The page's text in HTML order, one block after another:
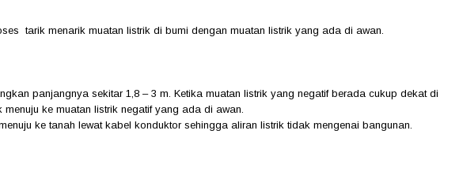
tarik menarik muatan listrik di bumi dengan muatan listrik yang ada di awan.
panjangnya sekitar 1,8 – 3 m. Ketika muatan listrik yang negatif berada cukup dekat di
ke muatan listrik negatif yang ada di awan.
ke tanah lewat kabel konduktor sehingga aliran listrik tidak mengenai bangunan.